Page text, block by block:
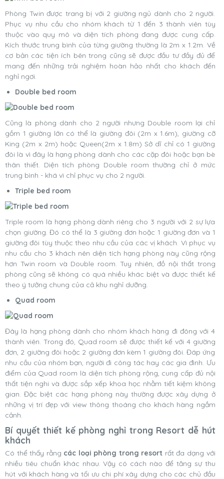
Phòng Twin được trang bị với 2 giường ngủ dành cho 2 người.
Phục vụ nhu cầu cho nhóm khách từ 1 đến 3 thành viên tùy
thuộc vào quy mô và diện tích phòng đang được cung cấp.
Kích thước trung bình của từng giường thường là 2m x 1.2m. Về
cơ bản các tiện ích bên trong cũng sẽ được đầu tư đầy đủ để
mang đến những trải nghiệm hoàn hảo nhất cho khách đến
nghỉ ngơi.
Double bed room
Cũng là phòng dành cho 2 người nhưng Double room lại chỉ
gồm 1 giường lớn có thể là giường đôi (2m x 1.6m), giường cỡ
King (2m x 2m) hoặc Queen(2m x 1.8m) Sở dĩ chỉ có 1 giường
đôi là vì đây là hạng phòng dành cho các cặp đôi hoặc bạn bè
thân thiết. Diện tích phòng Double room thường chỉ ở mức
trung bình - khá vì chỉ phục vụ cho 2 người.
Triple bed room
Triple room là hạng phòng dành riêng cho 3 người với 2 sự lựa
chọn giường. Đó có thể là 3 giường đơn hoặc 1 giường đơn và 1
giường đôi tùy thuộc theo nhu cầu của các vị khách. Vì phục vụ
nhu cầu cho 3 khách nên diện tích hạng phòng này cũng rộng
hơn Twin room và Double room. Tuy nhiên, đồ nội thất trong
phòng cũng sẽ không có quá nhiều khác biệt và được thiết kế
theo ý tưởng chung của cả khu nghỉ dưỡng.
Quad room
Đây là hạng phòng dành cho nhóm khách hàng đi đông với 4
thành viên. Trong đó, Quad room sẽ được thiết kế với 4 giường
đơn, 2 giường đôi hoặc 2 giường đơn kèm 1 giường đôi. Đáp ứng
nhu cầu của nhóm bạn, người đi công tác hay các gia đình. Ưu
điểm của Quad room là diện tích phòng rộng, cung cấp đủ nội
thất tiện nghi và được sắp xếp khoa học nhằm tiết kiệm không
gian. Đặc biệt các hạng phòng này thường được xây dựng ở
những vị trí đẹp với view thông thoáng cho khách hàng ngắm
cảnh.
Bí quyết thiết kế phòng nghỉ trong Resort dễ hút
khách
Có thể thấy rằng các loại phòng trong resort rất đa dạng với
nhiều tiêu chuẩn khác nhau. Vậy có cách nào để tăng sự thu
hút với khách hàng và tối ưu chi phí xây dựng cho các chủ đầu